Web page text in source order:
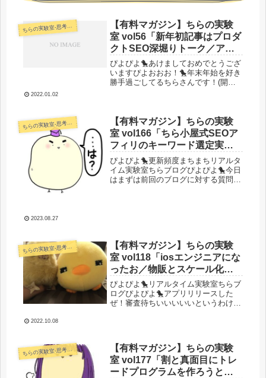
ちらの実験室-思考・失敗談・リアルタイム実況等を発信します-
【有料マガジン】ちらの実験
室 vol56「新年初記事はプロダ
クトSEO深堀りトーク／アク
セスと売り上げ公開」
ぴよぴよ🐤あけましておめでとうござ
いますぴよおおお！🐤年末年始を好き
勝手過ごしてるちらさんです！(開発
言いつつ、振り返り記事をnoteに書...
2022.01.02
ちらの実験室-思考・失敗談・リアルタイム実況等を発信します-
【有料マガジン】ちらの実験
室 vol166「ちら小屋式SEOア
フィリのキーワード選定実例
解説／参入障壁爆上げのクリ
ーンな無形自社商品とドメイ
ン育成」
ぴよぴよ🐤更新頻度まちまちリアルタ
イム実験室ちらブログぴよぴよ🐤今日
はまずは前回のブログに対する質問回
2023.08.27
ちらの実験室-思考・失敗談・リアルタイム実況等を発信します-
【有料マガジン】ちらの実験
室 vol118「iosエンジニアにな
ったお／物販とスケール化／ai
との競争から共創へ」
ぴよぴよ🐤リアルタイム実験室ちらブ
ログぴよぴよ🐤アプリリリースした
ぜ！審査待ちいいいいいというわけで
やつを少し横展開とかして遊んだ...
2022.10.08
ちらの実験室-思考・失敗談・リアルタイム実況等を発信します-
【有料マガジン】ちらの実験
室 vol177「割と真面目にトレ
ードプログラムを作ろうと思